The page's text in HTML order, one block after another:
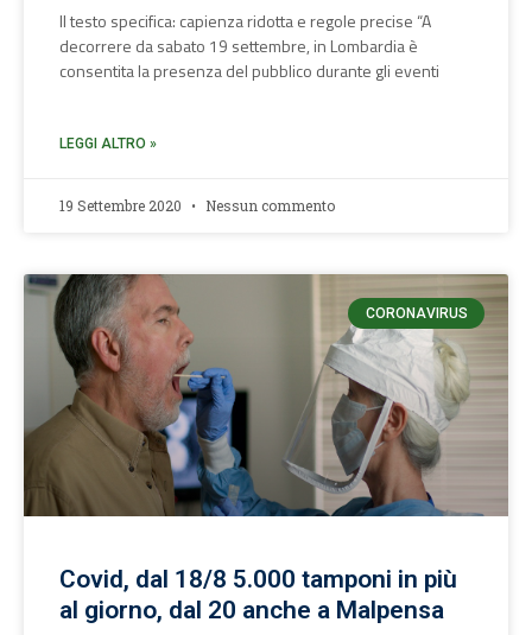
Il testo specifica: capienza ridotta e regole precise “A
decorrere da sabato 19 settembre, in Lombardia è
consentita la presenza del pubblico durante gli eventi
LEGGI ALTRO »
19 Settembre 2020 Nessun commento
CORONAVIRUS
Covid, dal 18/8 5.000 tamponi in più
al giorno, dal 20 anche a Malpensa